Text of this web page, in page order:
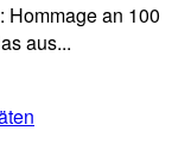
Hommage an 100
aus...